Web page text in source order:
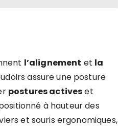
l’alignement et la
assure une posture
postures activeset
à hauteur des
et souris ergonomiques,